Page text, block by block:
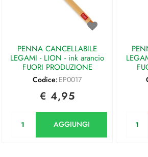
PENNA CANCELLABILE
LEGAMI - LION - ink arancio
FUORI PRODUZIONE
Codice: EP0017
€ 4,95
AGGIUNGI